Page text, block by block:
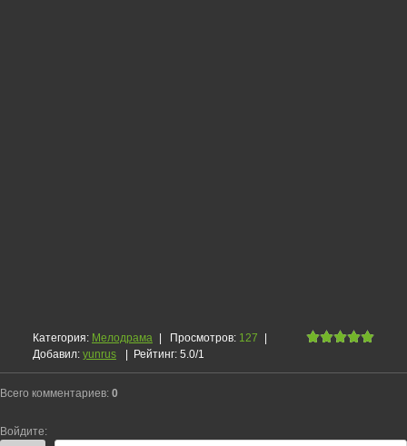
Категория: Мелодрама | Просмотров: 127
|
Добавил: yunrus | Рейтинг: 5.0/1
Всего комментариев: 0
Войдите: